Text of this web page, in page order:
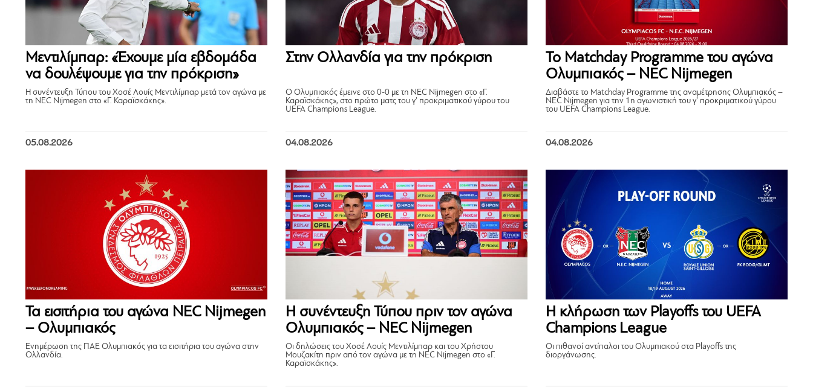
Μεντιλίμπαρ: «Έχουμε μία εβδομάδα
να δουλέψουμε για την πρόκριση»
Η συνέντευξη Τύπου του Χοσέ Λουίς Μεντιλίμπαρ μετά τον αγώνα με
τη NEC Nijmegen στο «Γ. Καραϊσκάκης».
05.08.2026
Στην Ολλανδία για την πρόκριση
Ο Ολυμπιακός έμεινε στο 0-0 με τη NEC Nijmegen στο «Γ.
Καραϊσκάκης», στο πρώτο ματς του γ’ προκριματικού γύρου του
UEFA Champions League.
04.08.2026
Το Matchday Programme του αγώνα
Ολυμπιακός – NEC Nijmegen
Διαβάστε το Matchday Programme της αναμέτρησης Ολυμπιακός –
NEC Nijmegen για την 1η αγωνιστική του γ’ προκριματικού γύρου
του UEFA Champions League.
04.08.2026
Τα εισιτήρια του αγώνα NEC Nijmegen
– Ολυμπιακός
Ενημέρωση της ΠΑΕ Ολυμπιακός για τα εισιτήρια του αγώνα στην
Ολλανδία.
Η συνέντευξη Τύπου πριν τον αγώνα
Ολυμπιακός – NEC Nijmegen
Οι δηλώσεις του Χοσέ Λουίς Μεντιλίμπαρ και του Χρήστου
Μουζακίτη πριν από τον αγώνα με τη NEC Nijmegen στο «Γ.
Καραϊσκάκης».
Η κλήρωση των Playoffs του UEFA
Champions League
Οι πιθανοί αντίπαλοι του Ολυμπιακού στα Playoffs της
διοργάνωσης.